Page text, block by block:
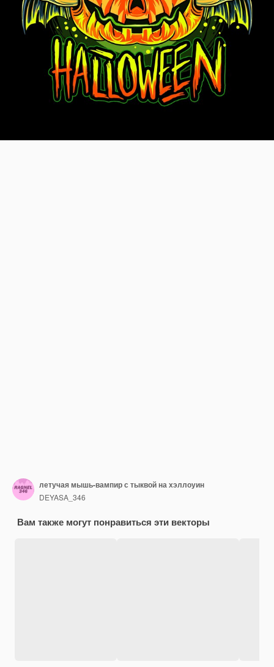
летучая мышь-вампир с тыквой на хэллоуин
DEYASA_346
Вам также могут понравиться эти векторы